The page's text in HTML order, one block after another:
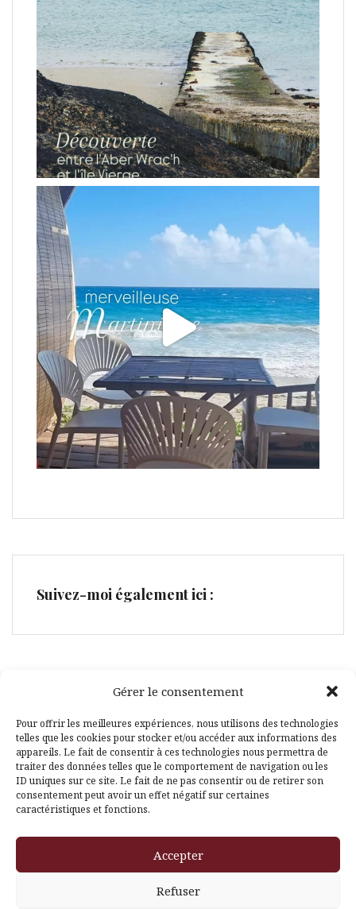
Gérer le consentement
Pour offrir les meilleures expériences, nous utilisons des technologies
telles que les cookies pour stocker et/ou accéder aux informations des
appareils. Le fait de consentir à ces technologies nous permettra de
traiter des données telles que le comportement de navigation ou les
ID uniques sur ce site. Le fait de ne pas consentir ou de retirer son
consentement peut avoir un effet négatif sur certaines
caractéristiques et fonctions.
Accepter
Refuser
Suivez-moi également ici :
Facebook
Pinterest
Themeisle